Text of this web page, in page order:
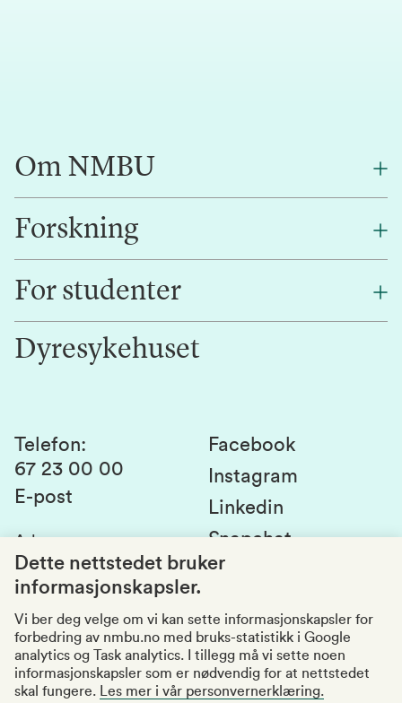
Om NMBU
Om oss
Alumni
Kontakt oss
Forskning
Forskning
Innovasjon
For studenter
Studentlivet
Studier og emner
Studenttinget
Si fra om avvik
Kvalitet i utdanningen
Dyresykehuset
Telefon:
67 23 00 00
E-post
Adresse:
Postboks 5003
1432 Ås
Organisasjonsnummer
969159570
Besøksadresser
Facebook
Instagram
Linkedin
Snapchat
Tilgjengelighetserklæring
Dette nettstedet bruker
informasjonskapsler.
Vi ber deg velge om vi kan sette informasjonskapsler for
forbedring av nmbu.no med bruks-statistikk i Google
analytics og Task analytics. I tillegg må vi sette noen
informasjonskapsler som er nødvendig for at nettstedet
skal fungere.
Les mer i vår personvernerklæring.